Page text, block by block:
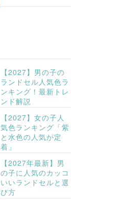
【2027】男の子の
ランドセル人気色ラ
ンキング！最新トレ
ンド解説
【2027】女の子人
気色ランキング「紫
と水色の人気が定
着」
【2027年最新】男
の子に人気のカッコ
いいランドセルと選
び方